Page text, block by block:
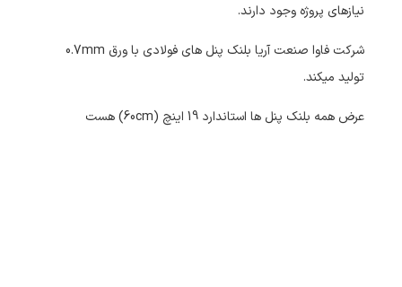
نیازهای پروژه وجود دارند.
شرکت فاوا صنعت آریا بلنک پنل های فولادی با ورق 0.7mm
تولید میکند.
عرض همه بلنک پنل ها استاندارد 19 اینچ (60cm) هست